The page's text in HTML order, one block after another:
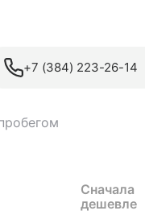
+7 (384) 223-26-14‬
Сначала
дешевле